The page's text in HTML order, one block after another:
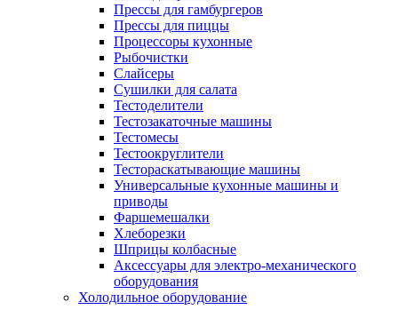
Прессы для гамбургеров
Прессы для пиццы
Процессоры кухонные
Рыбочистки
Слайсеры
Сушилки для салата
Тестоделители
Тестозакаточные машины
Тестомесы
Тестоокруглители
Тестораскатывающие машины
Универсальные кухонные машины и
приводы
Фаршемешалки
Хлеборезки
Шприцы колбасные
Аксессуары для электро-механического
оборудования
Холодильное оборудование